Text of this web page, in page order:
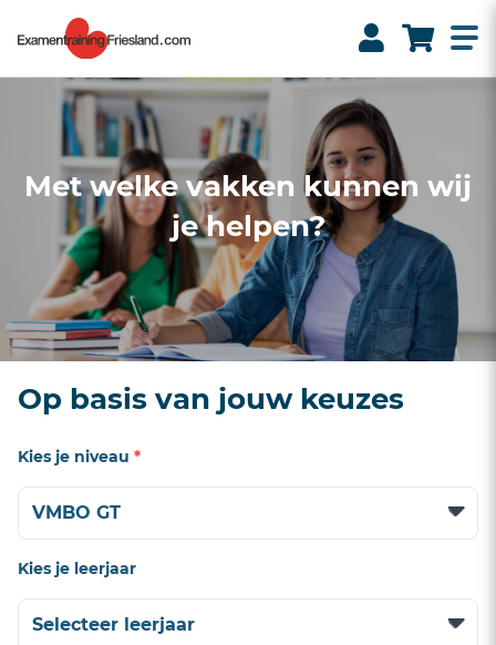
Met welke vakken kunnen wij
je helpen?
Op basis van jouw keuzes
Kies je niveau *
Kies je leerjaar